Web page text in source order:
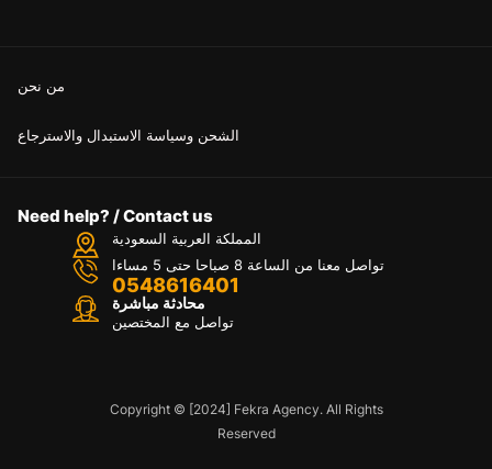
من نحن
الشحن وسياسة الاستبدال والاسترجاع
Need help? / Contact us
المملكة العربية السعودية
تواصل معنا من الساعة 8 صباحا حتى 5 مساءا
0548616401
محادثة مباشرة
تواصل مع المختصين
Copyright © [2024] Fekra Agency. All Rights
Reserved